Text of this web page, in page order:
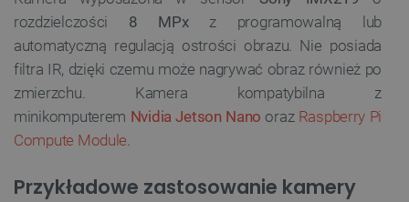
rozdzielczości 8 MPxz programowalną lub
automatyczną regulacją ostrości obrazu. Nie posiada
filtra IR, dzięki czemu może nagrywać obraz również po
zmierzchu. Kamera kompatybilna z
minikomputerem Nvidia Jetson Nano oraz Raspberry Pi
Compute Module.
Przykładowe zastosowanie kamery